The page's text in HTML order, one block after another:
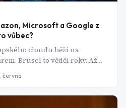
Microsoft a Google z
vůbec?
cloudu běží na
Brusel to věděl roky. Až
e-mail mezinárodnímu
června